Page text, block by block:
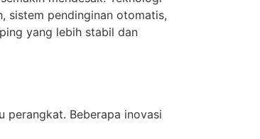
sistem pendinginan otomatis,
yang lebih stabil dan
perangkat. Beberapa inovasi